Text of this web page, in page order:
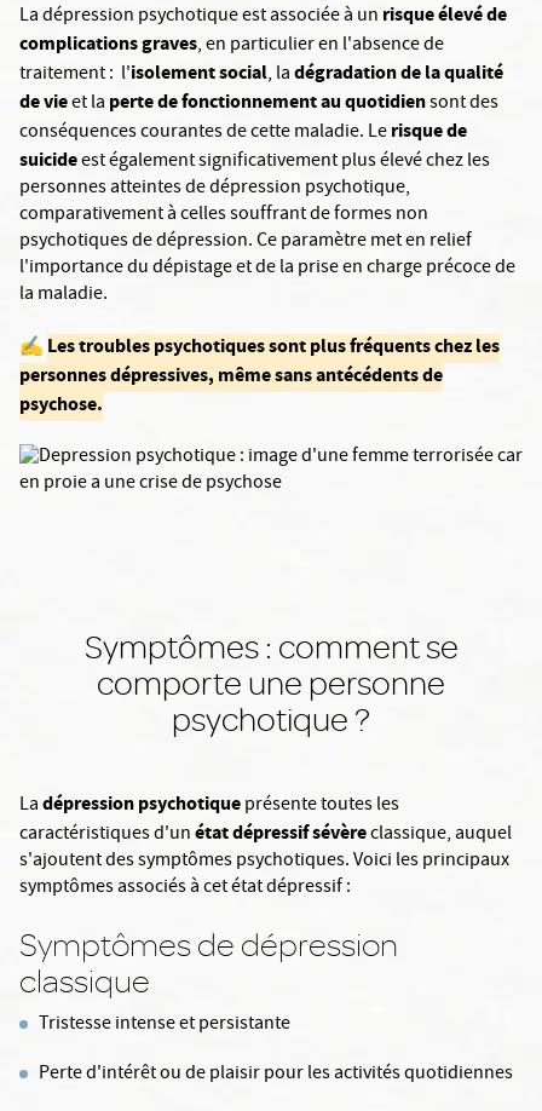
La dépression psychotique est associée à un risque élevé de
complications graves, en particulier en l'absence de
traitement : l'isolement social, ladégradation de la qualité
de vieet la perte de fonctionnement au quotidiensont des
conséquences courantes de cette maladie. Lerisque de
suicideest également significativement plus élevé chez les
personnes atteintes de dépression psychotique,
comparativement à celles souffrant de formes non
psychotiques de dépression. Ce paramètre met en relief
l'importance du dépistage et de la prise en charge précoce de
la maladie.
✍️ Les troubles psychotiques sont plus fréquents chez les
personnes dépressives, même sans antécédents de
psychose.
Symptômes : comment se
comporte une personne
psychotique ?
Ladépression psychotiqueprésente toutes les
caractéristiques d'unétat dépressif sévèreclassique, auquel
s'ajoutent des symptômes psychotiques. Voici les principaux
symptômes associés à cet état dépressif :
Symptômes de dépression
classique
Tristesse intense et persistante
Perte d'intérêt ou de plaisir pour les activités quotidiennes